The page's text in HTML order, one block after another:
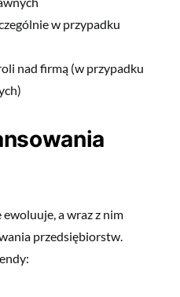
w przypadku
nad firmą (w przypadku
a wraz z nim
przedsiębiorstw.